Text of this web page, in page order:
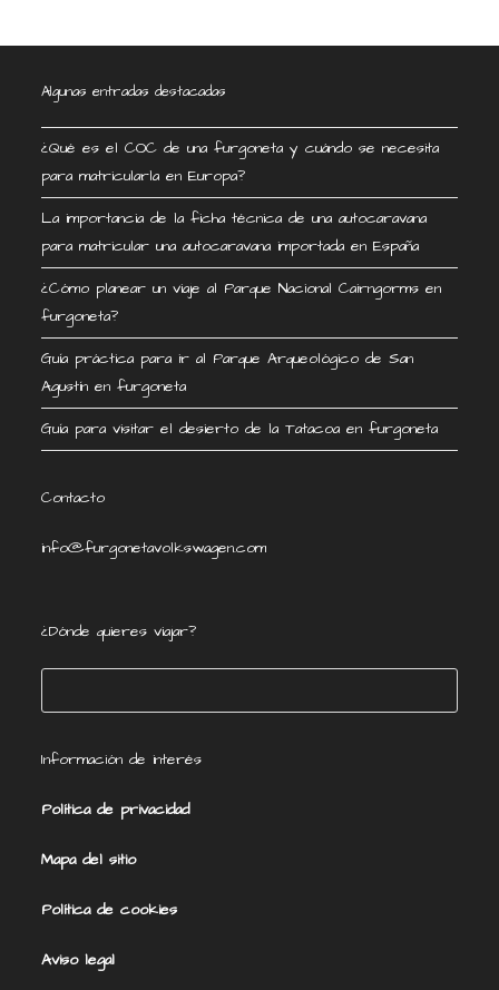
Algunas entradas destacadas
¿Qué es el COC de una furgoneta y cuándo se necesita
para matricularla en Europa?
La importancia de la ficha técnica de una autocaravana
para matricular una autocaravana importada en España
¿Cómo planear un viaje al Parque Nacional Cairngorms en
furgoneta?
Guía práctica para ir al Parque Arqueológico de San
Agustín en furgoneta
Guía para visitar el desierto de la Tatacoa en furgoneta
Contacto
info@furgonetavolkswagen.com
¿Dónde quieres viajar?
Información de interés
Política de privacidad
Mapa del sitio
Política de cookies
Aviso legal